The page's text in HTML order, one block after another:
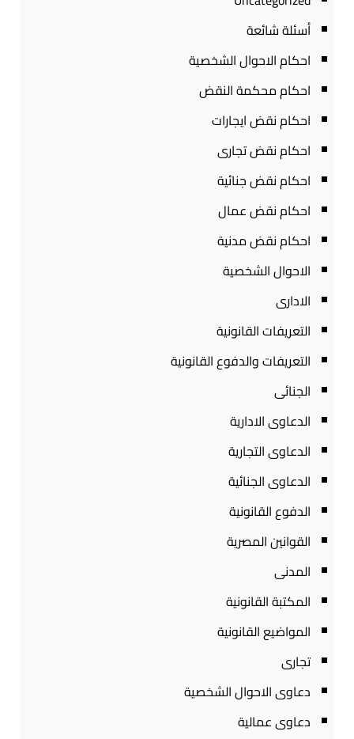
أسئلة شائعة
احكام الاحوال الشخصية
احكام محكمة النقض
احكام نقض ايجارات
احكام نقض تجارى
احكام نقض جنائية
احكام نقض عمال
احكام نقض مدنية
الاحوال الشخصية
الادارى
التعريفات القانونية
التعريفات والدفوع القانونية
الجنائى
الدعاوى الادارية
الدعاوى التجارية
الدعاوى الجنائية
الدفوع القانونية
القوانين المصرية
المدنى
المكتبة القانونية
المواضيع القانونية
تجارى
دعاوى الاحوال الشخصية
دعاوى عمالية